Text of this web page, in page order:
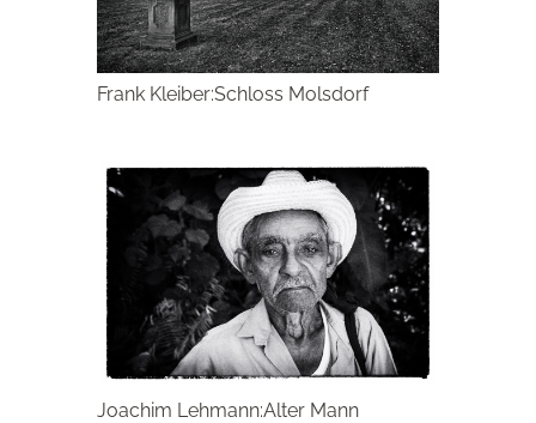
Frank Kleiber:Schloss Molsdorf
Joachim Lehmann:Alter Mann